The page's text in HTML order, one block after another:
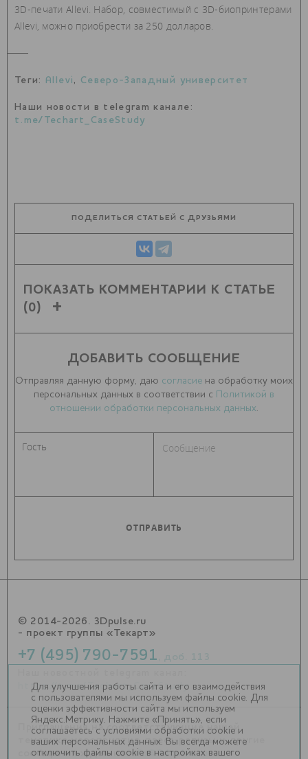
3D-печати Allevi. Набор, совместимый с 3D-биопринтерами
Allevi, можно приобрести за 250 долларов.
Теги: Allevi , Северо-Западный университет
Наши новости в telegram канале:
t.me/Techart_CaseStudy
ПОДЕЛИТЬСЯ СТАТЬЕЙ С ДРУЗЬЯМИ
ПОКАЗАТЬ КОММЕНТАРИИ К СТАТЬЕ
(0)
ДОБАВИТЬ СООБЩЕНИЕ
Отправляя данную форму, даю согласие на обработку моих
персональных данных в соответствии с Политикой в
отношении обработки персональных данных.
© 2014-2026. 3Dpulse.ru
- проект группы «Текарт»
+7 (495) 790-7591
https://t.me/Techart_CaseStudy
Приглашения на соответствующие нашей
тематике мероприятия, пресс-релизы и другие
сообщения ждем наinfo@3dpulse.ru .
Для улучшения работы сайта и его взаимодействия
с пользователями мы используем файлы cookie. Для
оценки эффективности сайта мы используем
Яндекс.Метрику. Нажмите «Принять», если
соглашаетесь с условиями обработки cookie и
ваших персональных данных. Вы всегда можете
отключить файлы cookie в настройках вашего